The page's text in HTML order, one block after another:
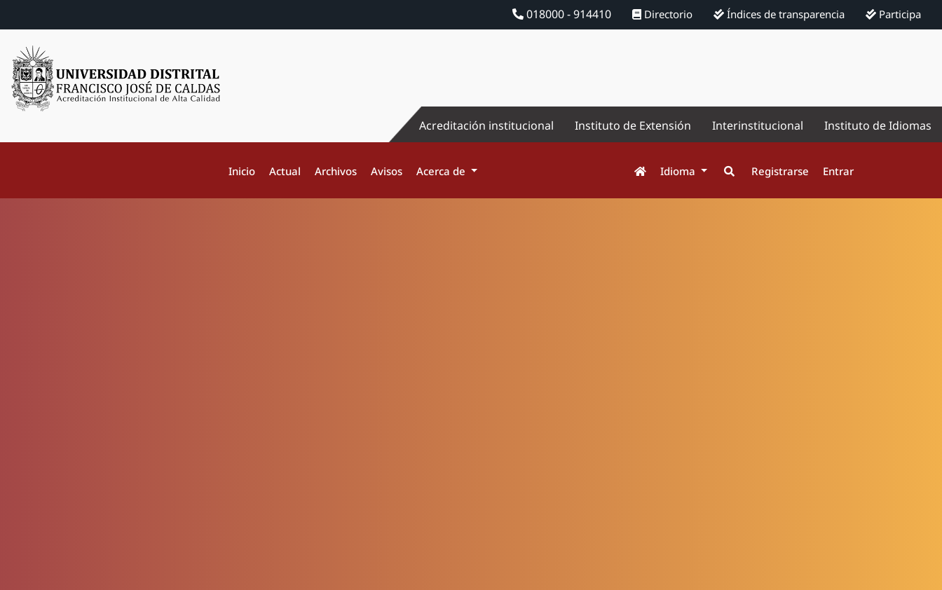
018000 - 914410 Directorio Índices de transparencia Participa
Acreditación institucional Instituto de Extensión Interinstitucional Instituto de Idiomas
Inicio Actual Archivos Avisos Acerca de Idioma Registrarse Entrar